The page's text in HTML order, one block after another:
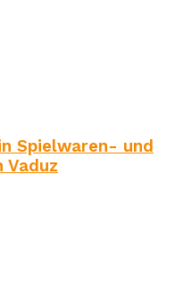
Spielwaren- und
Vaduz